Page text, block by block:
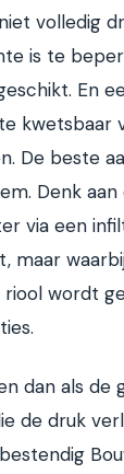
volledig
is te
En
kwetsbaar
De beste
Denk
via een
maar
wordt
dan als de
de druk